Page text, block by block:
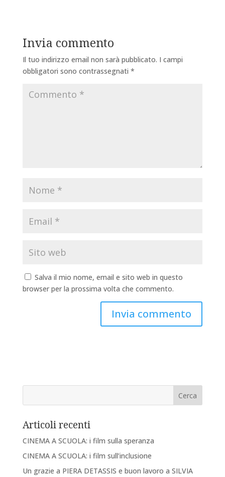
Invia commento
Il tuo indirizzo email non sarà pubblicato. I campi
obbligatori sono contrassegnati *
Salva il mio nome, email e sito web in questo
browser per la prossima volta che commento.
Articoli recenti
CINEMA A SCUOLA: i film sulla speranza
CINEMA A SCUOLA: i film sull’inclusione
Un grazie a PIERA DETASSIS e buon lavoro a SILVIA